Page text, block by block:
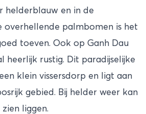
helderblauw en in de
overhellende palmbomen is het
toeven. Ook op Ganh Dau
heerlijk rustig. Dit paradijselijke
klein vissersdorp en ligt aan
gebied. Bij helder weer kan
liggen.